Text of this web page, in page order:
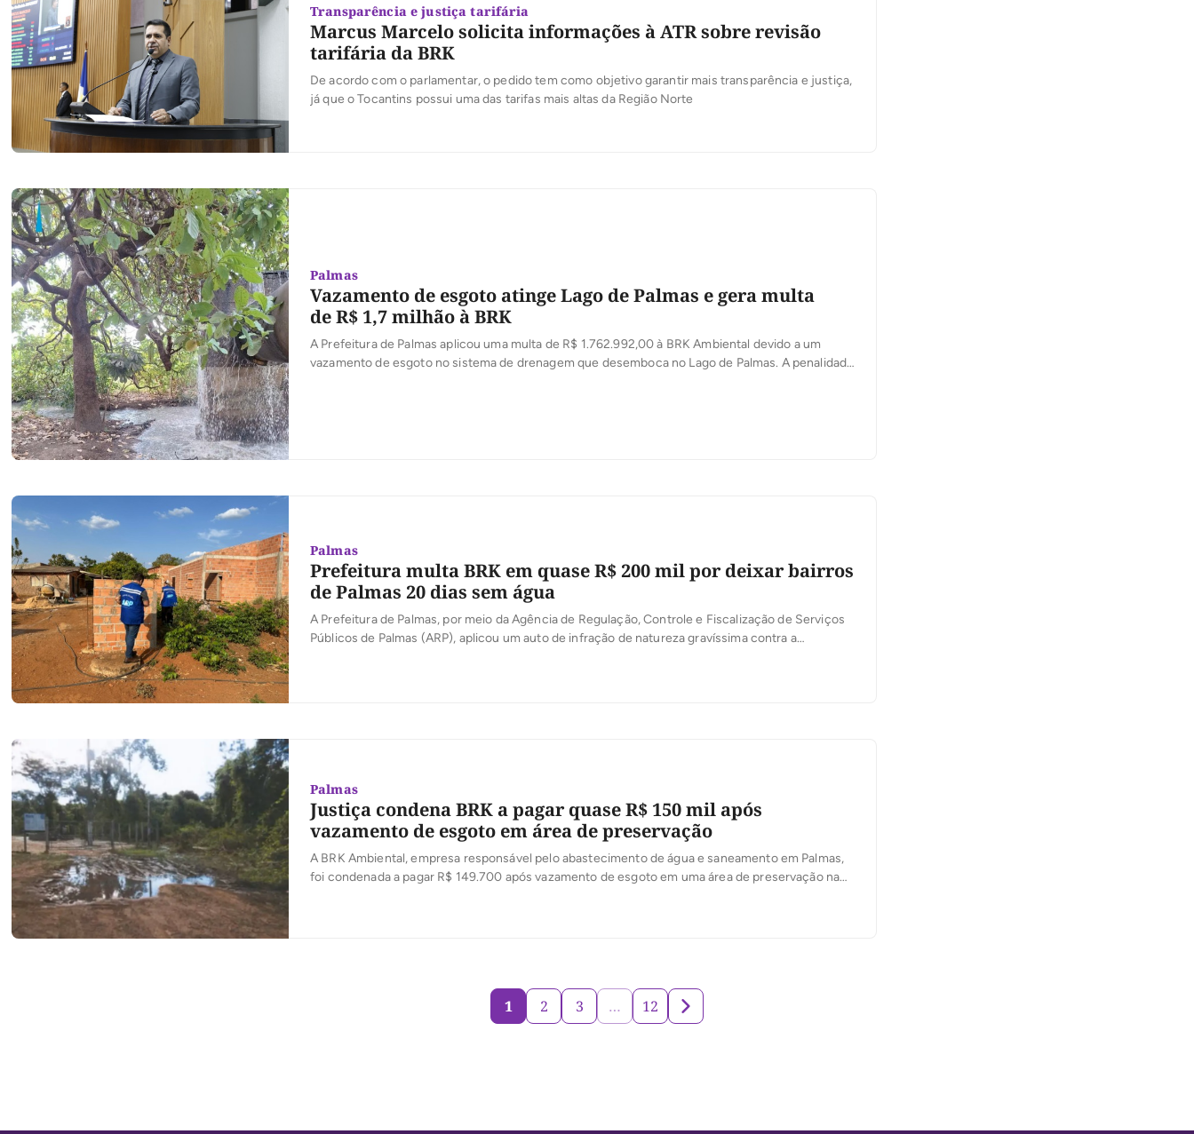
Transparência e justiça tarifária
Marcus Marcelo solicita informações à ATR sobre revisão
tarifária da BRK
De acordo com o parlamentar, o pedido tem como objetivo garantir mais transparência e justiça,
já que o Tocantins possui uma das tarifas mais altas da Região Norte
Palmas
Vazamento de esgoto atinge Lago de Palmas e gera multa
de R$ 1,7 milhão à BRK
A Prefeitura de Palmas aplicou uma multa de R$ 1.762.992,00 à BRK Ambiental devido a um
vazamento de esgoto no sistema de drenagem que desemboca no Lago de Palmas. A penalidade
Palmas
Prefeitura multa BRK em quase R$ 200 mil por deixar bairros
de Palmas 20 dias sem água
A Prefeitura de Palmas, por meio da Agência de Regulação, Controle e Fiscalização de Serviços
Públicos de Palmas (ARP), aplicou um auto de infração de natureza gravíssima contra a
Palmas
Justiça condena BRK a pagar quase R$ 150 mil após
vazamento de esgoto em área de preservação
A BRK Ambiental, empresa responsável pelo abastecimento de água e saneamento em Palmas,
foi condenada a pagar R$ 149.700 após vazamento de esgoto em uma área de preservação na
1 2 3 … 12